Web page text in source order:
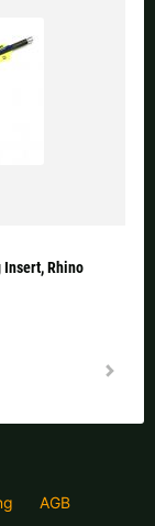
Insert, Rhino
AGB